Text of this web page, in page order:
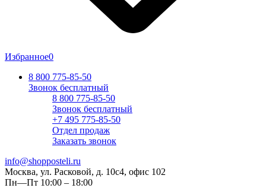
Избранное0
8 800 775-85-50
Звонок бесплатный
8 800 775-85-50
Звонок бесплатный
+7 495 775-85-50
Отдел продаж
Заказать звонок
info@shopposteli.ru
Москва, ул. Расковой, д. 10с4, офис 102
Пн—Пт 10:00 – 18:00